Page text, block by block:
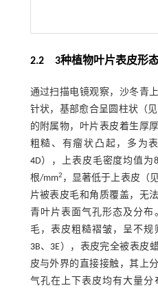
2.2 3种植物叶片表皮形
通过扫描电镜观察，沙冬青
针状，基部愈合呈圆柱状（
的附属物，叶片表皮着生厚
粗糙、有瘤状凸起，多为
4D），上表皮毛密度均值为
根/mm2 ，显著低于上表皮（
片被表皮毛和角质覆盖，无
青叶片表面气孔形态及分布
毛，表皮粗糙褶皱，呈不规
3B、 3E），表皮完全被表皮
皮与外界的直接接触，其上
气孔在上下表皮均有大量